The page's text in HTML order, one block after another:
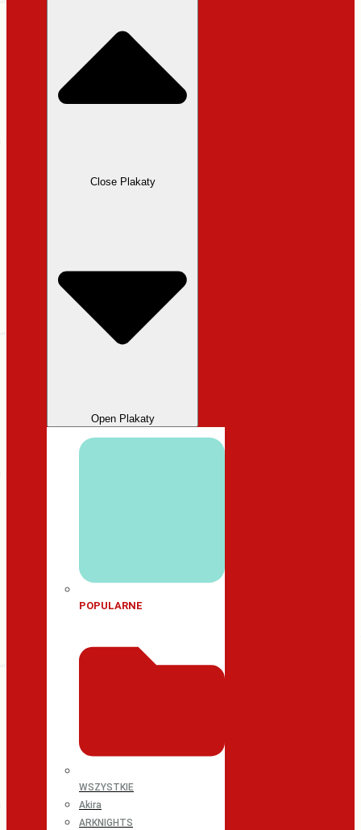
Close Plakaty
Open Plakaty
POPULARNE
WSZYSTKIE
Akira
ARKNIGHTS